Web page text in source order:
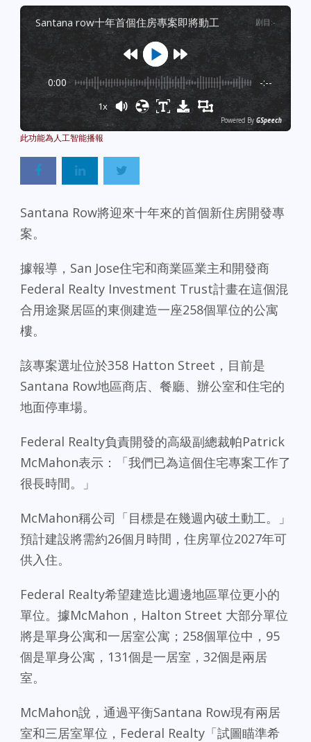
santana row十年首個住房專案即將動工 剧目 :-
0:00 -:--
1x
Powered By GSpeech
Santana Row將迎來十年來的首個新住房開發專
案。
據報導，San Jose住宅和商業區業主和開發商
Federal Realty Investment Trust計畫在這個混
合用途聚居區的東側建造一座258個單位的公寓
樓。
該專案選址位於358 Hatton Street，目前是
Santana Row地區商店、餐廳、辦公室和住宅的
地面停車場。
Federal Realty負責開發的高級副總裁帕Patrick
McMahon表示：「我們已為這個住宅專案工作了
很長時間。」
McMahon稱公司「目標是在幾週內破土動工。」
預計建設將需約26個月時間，住房單位2027年可
供入住。
Federal Realty希望建造比週邊地區單位更小的
單位。據McMahon，Halton Street 大部分單位
將是單身公寓和一居室公寓；258個單位中，95
個是單身公寓，131個是一居室，32個是兩居
室。
McMahon說，通過平衡Santana Row現有兩居
室和三居室單位，Federal Realty「試圖瞄準希